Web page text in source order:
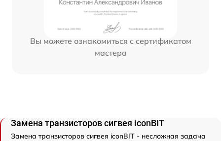
Вы можете ознакомиться с сертификатом
мастера
Замена транзисторов сигвея iconBIT
Замена транзисторов сигвея iconBIT - несложная задача